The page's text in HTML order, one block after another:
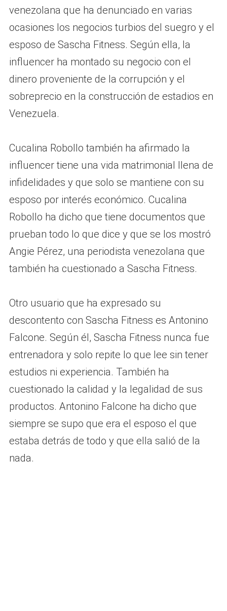
venezolana que ha denunciado en varias
ocasiones los negocios turbios del suegro y el
esposo de Sascha Fitness. Según ella, la
influencer ha montado su negocio con el
dinero proveniente de la corrupción y el
sobreprecio en la construcción de estadios en
Venezuela.
Cucalina Robollo también ha afirmado la
influencer tiene una vida matrimonial llena de
infidelidades y que solo se mantiene con su
esposo por interés económico. Cucalina
Robollo ha dicho que tiene documentos que
prueban todo lo que dice y que se los mostró
Angie Pérez, una periodista venezolana que
también ha cuestionado a Sascha Fitness.
Otro usuario que ha expresado su
descontento con Sascha Fitness es Antonino
Falcone. Según él, Sascha Fitness nunca fue
entrenadora y solo repite lo que lee sin tener
estudios ni experiencia. También ha
cuestionado la calidad y la legalidad de sus
productos. Antonino Falcone ha dicho que
siempre se supo que era el esposo el que
estaba detrás de todo y que ella salió de la
nada.